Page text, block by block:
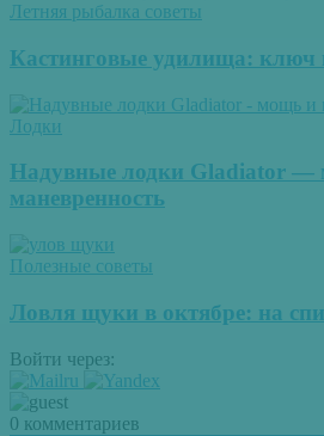
Летняя рыбалка советы
Кастинговые удилища: ключ
Лодки
Надувные лодки Gladiator —
маневренность
Полезные советы
Ловля щуки в октябре: на
Войти через:
0 комментариев